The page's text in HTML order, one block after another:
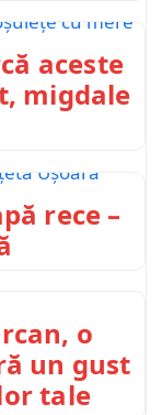
aceste
migdale
rece –
o
un gust
tale